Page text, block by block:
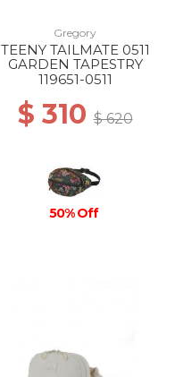
Gregory
TEENY TAILMATE 0511
GARDEN TAPESTRY
119651-0511
$ 310$ 620
50% Off